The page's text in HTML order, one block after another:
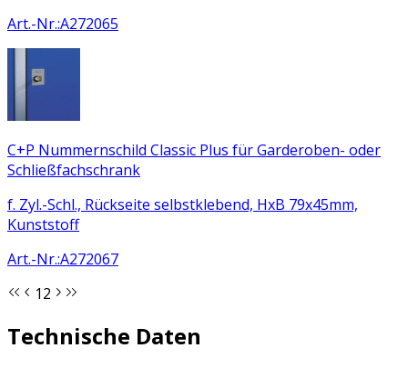
Art.-Nr.:A272065
C+P Nummernschild Classic Plus für Garderoben- oder
Schließfachschrank
f. Zyl.-Schl., Rückseite selbstklebend, HxB 79x45mm,
Kunststoff
Art.-Nr.:A272067
12
Technische Daten